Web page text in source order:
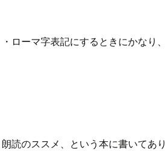
ローマ字表記にするときにかなり、
読のススメ、という本に書いてあり